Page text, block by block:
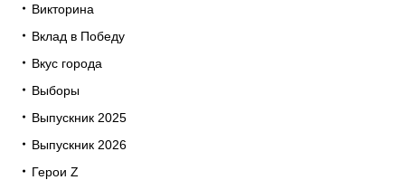
Викторина
Вклад в Победу
Вкус города
Выборы
Выпускник 2025
Выпускник 2026
Герои Z